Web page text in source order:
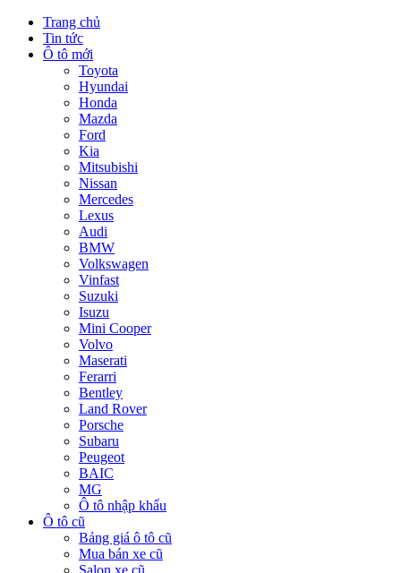
Trang chủ
Tin tức
Ô tô mới
Toyota
Hyundai
Honda
Mazda
Ford
Kia
Mitsubishi
Nissan
Mercedes
Lexus
Audi
BMW
Volkswagen
Vinfast
Suzuki
Isuzu
Mini Cooper
Volvo
Maserati
Ferarri
Bentley
Land Rover
Porsche
Subaru
Peugeot
BAIC
MG
Ô tô nhập khẩu
Ô tô cũ
Bảng giá ô tô cũ
Mua bán xe cũ
Salon xe cũ